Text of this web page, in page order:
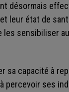
désormais
leur état de
sensibiliser
sa capacité à
percevoir ses